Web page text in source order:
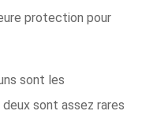
protection pour
sont les
sont assez rares